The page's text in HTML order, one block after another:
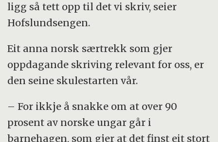
ligg så tett opp til det vi skriv, seier
Hofslundsengen.
Eit anna norsk særtrekk som gjer
oppdagande skriving relevant for oss, er
den seine skulestarten vår.
– For ikkje å snakke om at over 90
prosent av norske ungar går i
barnehagen, som gjer at det finst eit stort